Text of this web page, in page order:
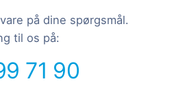
på dine spørgsmål.
til os på:
71 90